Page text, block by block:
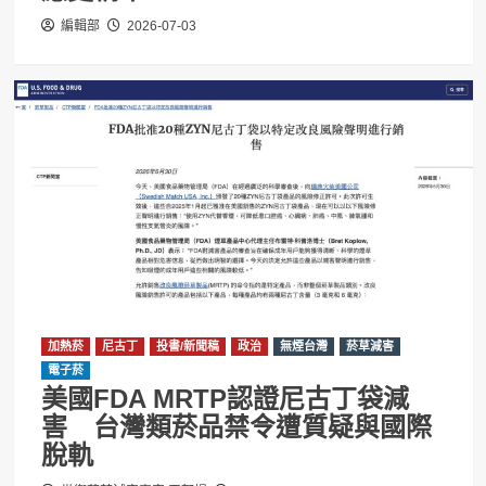
編輯部 2026-07-03
加熱菸 尼古丁 投書/新聞稿 政治 無煙台灣
菸草減害
電子菸
美國FDA MRTP認證尼古丁袋減
害 台灣類菸品禁令遭質疑與國際
脫軌